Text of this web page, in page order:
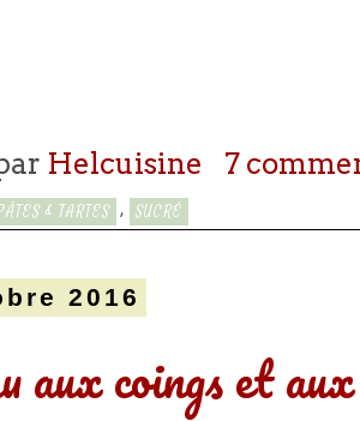
Helcuisine 7
& TARTES , SUCRÉ
2016
aux coings et